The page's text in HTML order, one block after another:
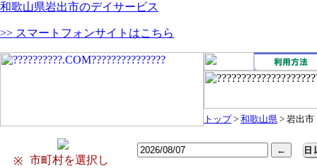
和歌山県岩出市のデイサービス
>> スマートフォンサイトはこちら
トップ> 和歌山県 > 岩出市
※
市町村を選択し